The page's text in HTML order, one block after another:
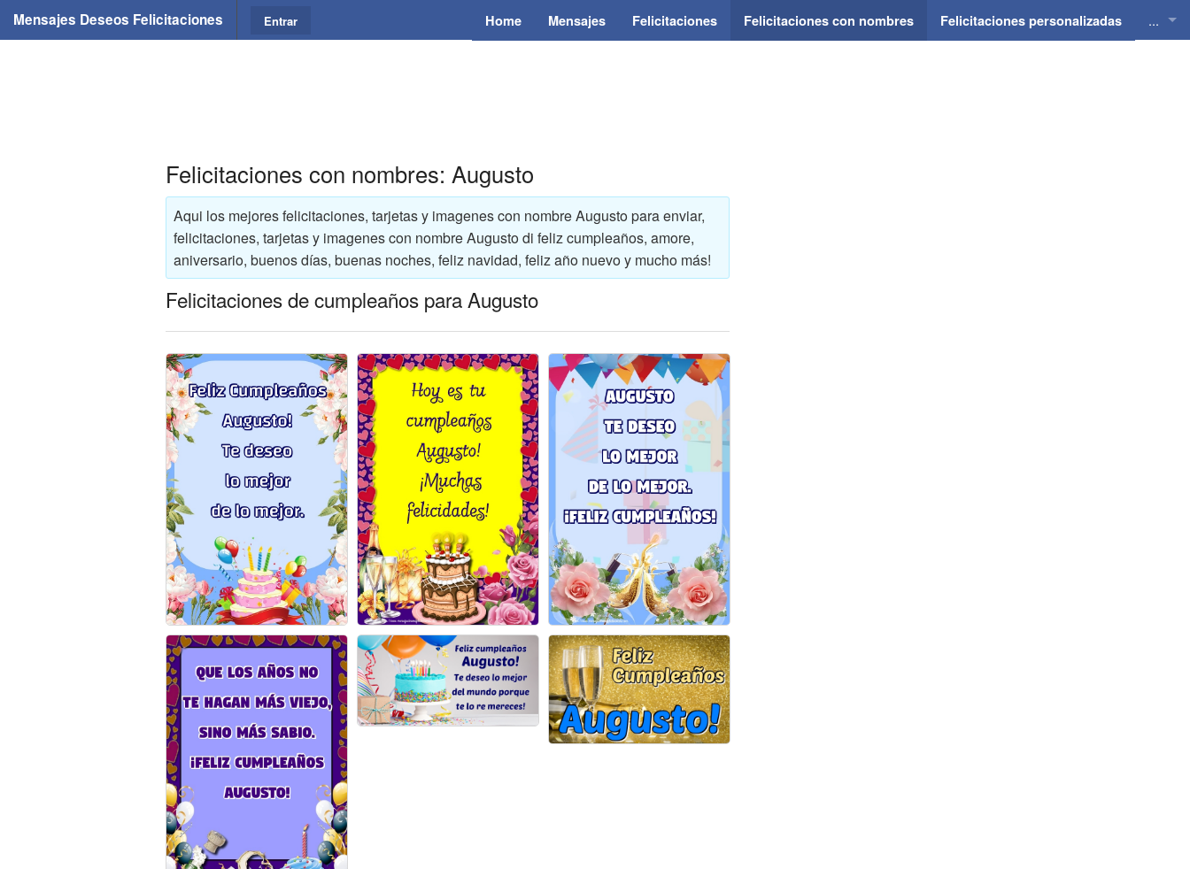
Mensajes Deseos Felicitaciones Home Mensajes Felicitaciones Felicitaciones con nombres Felicitaciones personalizadas ...
Entrar
Felicitaciones con nombres: Augusto
Aqui los mejores felicitaciones, tarjetas y imagenes con nombre Augusto para enviar,
felicitaciones, tarjetas y imagenes con nombre Augusto di feliz cumpleaños, amore,
aniversario, buenos días, buenas noches, feliz navidad, feliz año nuevo y mucho más!
Felicitaciones de cumpleaños para Augusto